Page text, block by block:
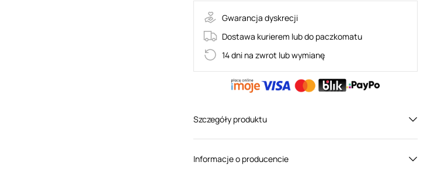
Gwarancja dyskrecji
Dostawa kurierem lub do paczkomatu
14 dni na zwrot lub wymianę
Szczegóły produktu
Informacje o producencie